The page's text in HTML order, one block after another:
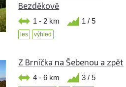
Bezděkově
1 - 2 km 1 / 5
les výhled
Z Brníčka na Šebenou a zpět
4 - 6 km 3 / 5